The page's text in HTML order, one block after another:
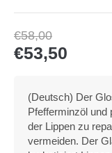
€58,00
€53,50
(Deutsch) Der
Pfefferminzöl und
der Lippen zu
vermeiden. Der